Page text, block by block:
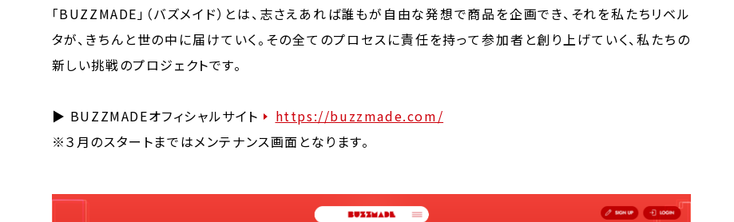
「BUZZMADE」（バズメイド）とは、志さえあれば誰もが自由な発想で商品を企画でき、それを私たちリベル
タが、きちんと世の中に届けていく。その全てのプロセスに責任を持って参加者と創り上げていく、私たちの
新しい挑戦のプロジェクトです。
▶ BUZZMADEオフィシャルサイト
https://buzzmade.com/
※３月のスタートまではメンテナンス画面となります。